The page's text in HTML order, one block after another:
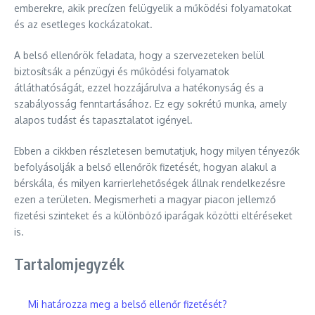
emberekre, akik precízen felügyelik a működési folyamatokat
és az esetleges kockázatokat.
A belső ellenőrök feladata, hogy a szervezeteken belül
biztosítsák a pénzügyi és működési folyamatok
átláthatóságát, ezzel hozzájárulva a hatékonyság és a
szabályosság fenntartásához. Ez egy sokrétű munka, amely
alapos tudást és tapasztalatot igényel.
Ebben a cikkben részletesen bemutatjuk, hogy milyen tényezők
befolyásolják a belső ellenőrök fizetését, hogyan alakul a
bérskála, és milyen karrierlehetőségek állnak rendelkezésre
ezen a területen. Megismerheti a magyar piacon jellemző
fizetési szinteket és a különböző iparágak közötti eltéréseket
is.
Tartalomjegyzék
Mi határozza meg a belső ellenőr fizetését?